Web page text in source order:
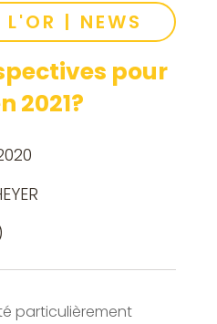
L'OR | NEWS
pour
2021?
particulièrement